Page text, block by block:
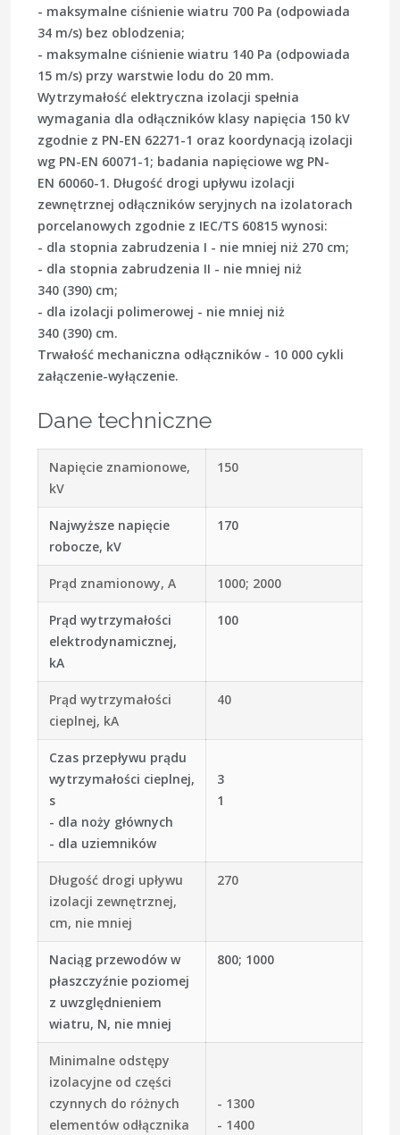
- maksymalne ciśnienie wiatru 700 Pa (odpowiada
34 m/s) bez oblodzenia;
- maksymalne ciśnienie wiatru 140 Pa (odpowiada
15 m/s) przy warstwie lodu do 20 mm.
Wytrzymałość elektryczna izolacji spełnia
wymagania dla odłączników klasy napięcia 150 kV
zgodnie z PN-EN 62271-1 oraz koordynacją izolacji
wg PN-EN 60071-1; badania napięciowe wg PN-
EN 60060-1. Długość drogi upływu izolacji
zewnętrznej odłączników seryjnych na izolatorach
porcelanowych zgodnie z IEC/TS 60815 wynosi:
- dla stopnia zabrudzenia I - nie mniej niż 270 cm;
- dla stopnia zabrudzenia II - nie mniej niż
340 (390) cm;
- dla izolacji polimerowej - nie mniej niż
340 (390) cm.
Trwałość mechaniczna odłączników - 10 000 cykli
załączenie-wyłączenie.
Dane techniczne
Napięcie znamionowe,
kV
150
Najwyższe napięcie
robocze, kV
170
Prąd znamionowy, A 1000; 2000
Prąd wytrzymałości
elektrodynamicznej,
kA
100
Prąd wytrzymałości
cieplnej, kA
40
Czas przepływu prądu
wytrzymałości cieplnej,
s
- dla noży głównych
- dla uziemników
3
1
Długość drogi upływu
izolacji zewnętrznej,
cm, nie mniej
270
Naciąg przewodów w
płaszczyźnie poziomej
z uwzględnieniem
wiatru, N, nie mniej
800; 1000
Minimalne odstępy
izolacyjne od części
czynnych do różnych
elementów odłącznika
- 1300
- 1400